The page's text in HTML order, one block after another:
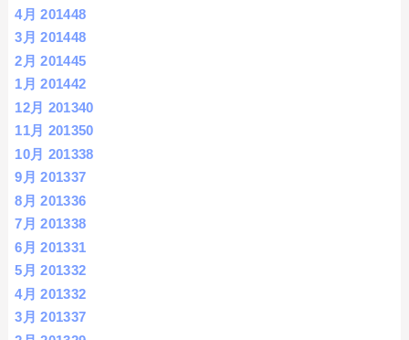
4月 201448
3月 201448
2月 201445
1月 201442
12月 201340
11月 201350
10月 201338
9月 201337
8月 201336
7月 201338
6月 201331
5月 201332
4月 201332
3月 201337